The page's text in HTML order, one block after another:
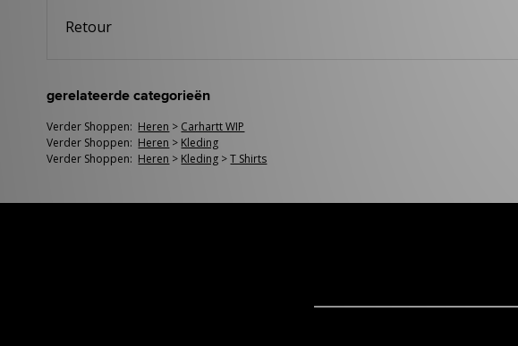
Retour
gerelateerde categorieën
Verder Shoppen: Heren > Carhartt WIP
Verder Shoppen: Heren > Kleding
Verder Shoppen: Heren > Kleding >T Shirts